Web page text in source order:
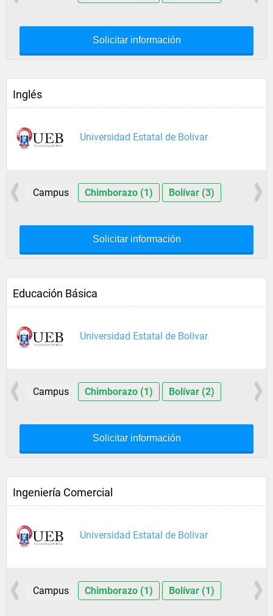
Solicitar información
Inglés
Universidad Estatal de Bolivar
Campus Chimborazo (1) Bolívar (3)
Solicitar información
Educación Básica
Universidad Estatal de Bolivar
Campus Chimborazo (1) Bolívar (2)
Solicitar información
Ingeniería Comercial
Universidad Estatal de Bolivar
Campus Chimborazo (1) Bolívar (1)